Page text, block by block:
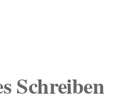
Schreiben